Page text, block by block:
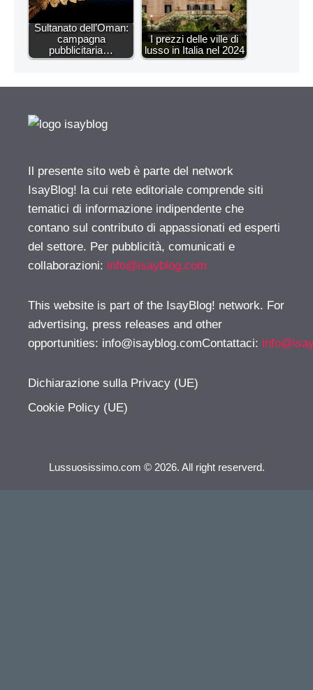
Sultanato dell’Oman:
campagna
pubblicitaria…
I prezzi delle ville di
lusso in Italia nel 2024
Il presente sito web è parte del network
IsayBlog! la cui rete editoriale comprende siti
tematici di informazione indipendente che
contano sul contributo di appassionati ed esperti
del settore. Per pubblicità, comunicati e
collaborazioni: info@isayblog.com
This website is part of the IsayBlog! network. For
advertising, press releases and other
opportunities: info@isayblog.comContattaci:
Dichiarazione sulla Privacy (UE)
Cookie Policy (UE)
Lussuosissimo.com © 2026. All right reserverd.